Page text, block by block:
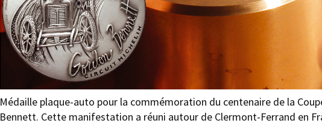
Médaille plaque-auto pour la commémoration du centenaire de la
Bennett. Cette manifestation a réuni autour de Clermont-Ferrand en